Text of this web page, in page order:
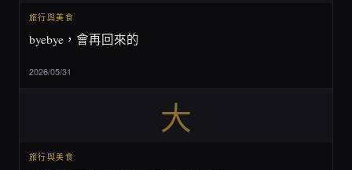
旅行與美食
byebye，會再回來的
2026/05/31
大
旅行與美食